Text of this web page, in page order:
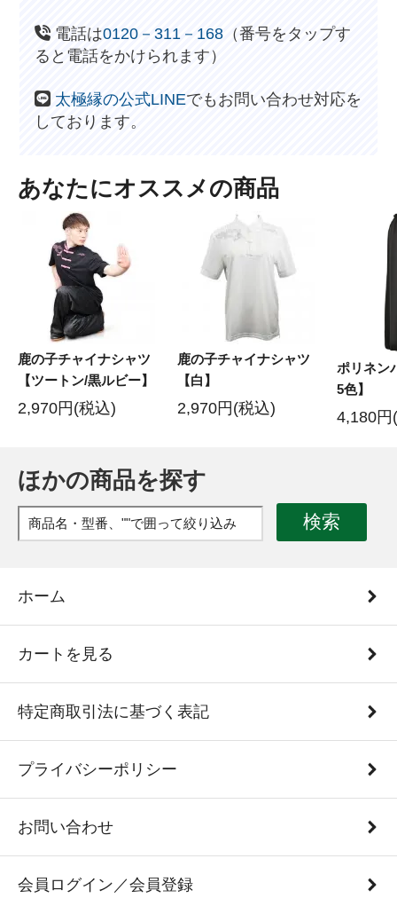
電話は0120－311－168 （番号をタップす
ると電話をかけられます）
太極縁の公式LINEでもお問い合わせ対応を
しております。
あなたにオススメの商品
鹿の子チャイナシャツ
【ツートン/黒ルビー】
2,970円(税込)
鹿の子チャイナシャツ
【白】
2,970円(税込)
ポリネン
5色】
4,180円
ほかの商品を探す
検索
ホーム
カートを見る
特定商取引法に基づく表記
プライバシーポリシー
お問い合わせ
会員ログイン／会員登録